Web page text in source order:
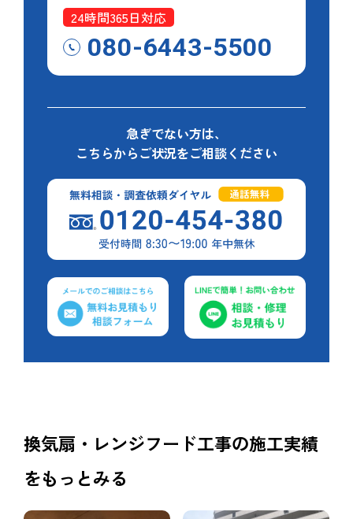
24時間365日対応
080-6443-5500
急ぎでない方は、
こちらからご状況をご相談ください
換気扇・レンジフード工事の施工実績
をもっとみる